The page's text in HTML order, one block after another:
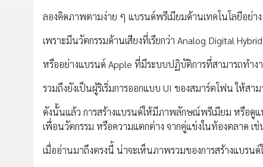
ลองคิดภาพตามง่าย ๆ แบรนด์พรีเมียมด้านเทคโนโลยีอย่
เพราะมีนวัตกรรมด้านเสียงที่เรียกว่า Analog Digital
หรืออย่างแบรนด์ Apple ที่มีระบบปฏิบัติการที่สามารถทำง
รวมถึงยังเป็นผู้ริเริ่มการออกแบบ UI ของสมาร์ตโฟน ให้ส
ดังนั้นแล้ว การสร้างแบรนด์ให้มีภาพลักษณ์พรีเมียม หรือดูแ
เพื่อนวัตกรรม หรือความแตกต่าง จากคู่แข่งในท้องตลาด เช่
เมื่ออ่านมาถึงตรงนี้ น่าจะเห็นภาพรวมของการสร้างแบรน